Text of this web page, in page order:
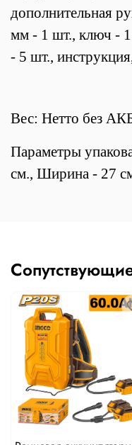
дополнительная
мм - 1 шт., ключ -
- 5 шт.,
Вес: Нетто без
Параметры
см., Ширина - 27